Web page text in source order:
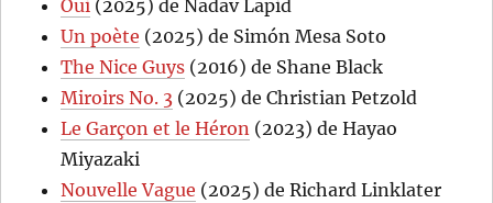
Oui (2025) de Nadav Lapid
Un poète (2025) de Simón Mesa Soto
The Nice Guys (2016) de Shane Black
Miroirs No. 3 (2025) de Christian Petzold
Le Garçon et le Héron (2023) de Hayao
Miyazaki
Nouvelle Vague (2025) de Richard Linklater